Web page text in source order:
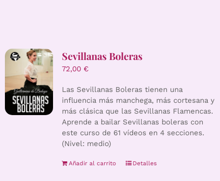
Sevillanas Boleras
72,00 €
Las Sevillanas Boleras tienen una
influencia más manchega, más cortesana y
más clásica que las Sevillanas Flamencas.
Aprende a bailar Sevillanas boleras con
este curso de 61 vídeos en 4 secciones.
(Nivel: medio)
Añadir al carrito Detalles